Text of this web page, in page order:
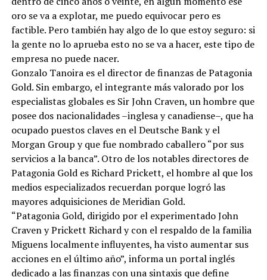
oro se va a explotar, me puedo equivocar pero es
factible. Pero también hay algo de lo que estoy seguro: si
la gente no lo aprueba esto no se va a hacer, este tipo de
empresa no puede nacer.
Gonzalo Tanoira es el director de finanzas de Patagonia
Gold. Sin embargo, el integrante más valorado por los
especialistas globales es Sir John Craven, un hombre que
posee dos nacionalidades –inglesa y canadiense–, que ha
ocupado puestos claves en el Deutsche Bank y el
Morgan Group y que fue nombrado caballero “por sus
servicios a la banca”. Otro de los notables directores de
Patagonia Gold es Richard Prickett, el hombre al que los
medios especializados recuerdan porque logró las
mayores adquisiciones de Meridian Gold.
“Patagonia Gold, dirigido por el experimentado John
Craven y Prickett Richard y con el respaldo de la familia
Miguens localmente influyentes, ha visto aumentar sus
acciones en el último año”, informa un portal inglés
dedicado a las finanzas con una sintaxis que define